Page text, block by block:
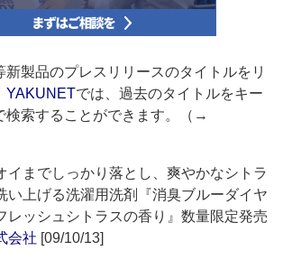
製品のプレスリリースのタイトルをリ
YAKUNETでは、過去のタイトルをキー
検索することができます。（→
イまでしっかり落とし、爽やかなシトラ
い上げる洗濯用洗剤『消臭ブルーダイヤ
レッシュシトラスの香り』数量限定発売
会社 [09/10/13]